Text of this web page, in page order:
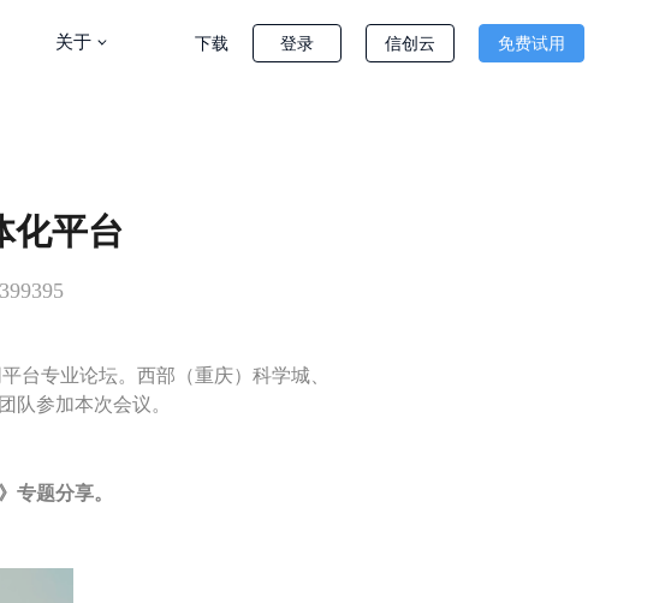
关于 下载 登录 信创云 免费试用
化平台
台专业论坛。西部（重庆）科学城、
队参加本次会议。
专题分享。